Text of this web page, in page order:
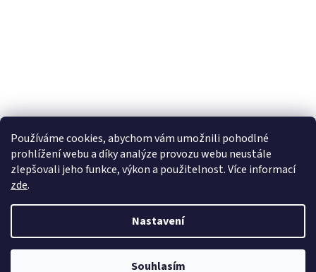
Používáme cookies, abychom vám umožnili pohodlné
prohlížení webu a díky analýze provozu webu neustále
zlepšovali jeho funkce, výkon a použitelnost. Více informací
zde.
Nastavení
Souhlasím
Copyright 2026wadima.cz - kvalitní oblečení a prádlo pro
. Všechna práva vyhrazena.